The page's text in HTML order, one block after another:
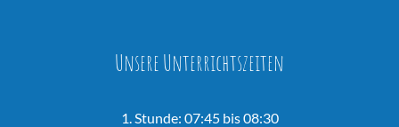
Unsere Unterrichtszeiten
1. Stunde: 07:45 bis 08:30